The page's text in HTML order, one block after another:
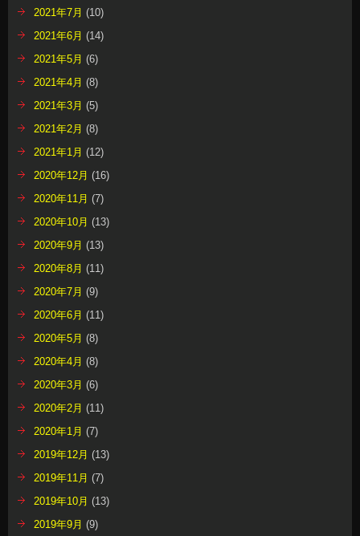
2021年7月 (10)
2021年6月 (14)
2021年5月 (6)
2021年4月 (8)
2021年3月 (5)
2021年2月 (8)
2021年1月 (12)
2020年12月 (16)
2020年11月 (7)
2020年10月 (13)
2020年9月 (13)
2020年8月 (11)
2020年7月 (9)
2020年6月 (11)
2020年5月 (8)
2020年4月 (8)
2020年3月 (6)
2020年2月 (11)
2020年1月 (7)
2019年12月 (13)
2019年11月 (7)
2019年10月 (13)
2019年9月 (9)